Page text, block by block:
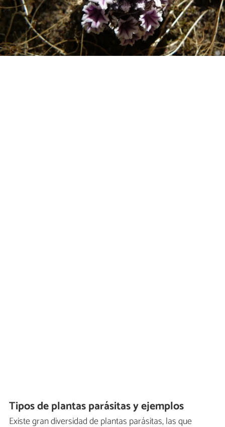
Tipos de plantas parásitas y ejemplos
Existe gran diversidad de plantas parásitas, las que